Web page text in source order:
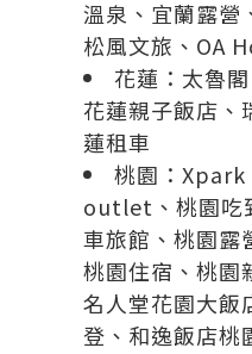
溫泉 、 宜蘭露營
松風文旅 、 OA
花蓮： 太魯閣
花蓮親子飯店 、
蓮租車
桃園： Xpark
outlet 、 桃園吃
車旅館 、 桃園露
桃園住宿 、 桃園
名人堂花園大飯
登 、 和逸飯店桃